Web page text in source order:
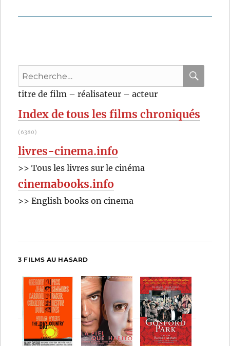
Recherche
pour
titre de film – réalisateur – acteur
Index de tous les films chroniqués
(6380)
livres-cinema.info
>> Tous les livres sur le cinéma
cinemabooks.info
>> English books on cinema
3 FILMS AU HASARD